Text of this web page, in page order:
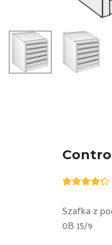
Oceniony
na
podstawie
3
ocen
Szafka z
0B 15/9